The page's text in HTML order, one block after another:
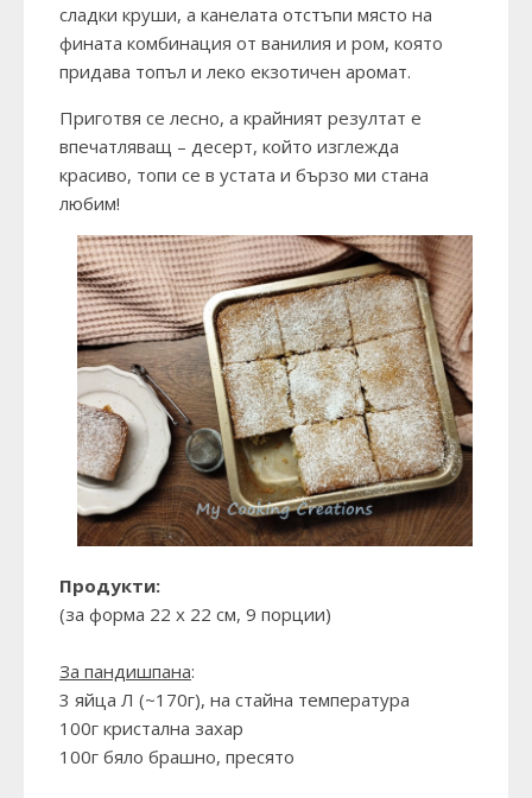
сладки круши, а канелата отстъпи място на
фината комбинация от ванилия и ром, която
придава топъл и леко екзотичен аромат.
Приготвя се лесно, а крайният резултат е
впечатляващ – десерт, който изглежда
красиво, топи се в устата и бързо ми стана
любим!
Продукти:
(за форма 22 х 22 см, 9 порции)
За пандишпана:
3 яйца Л (~170г), на стайна температура
100г кристална захар
100г бяло брашно, пресято